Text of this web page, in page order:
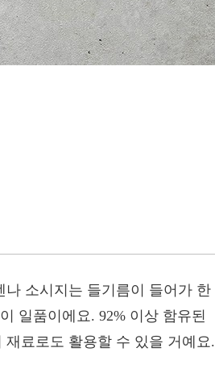
소시지는 들기름이 들어가 한
일품이에요. 92% 이상 함유된
료로도 활용할 수 있을 거예요.